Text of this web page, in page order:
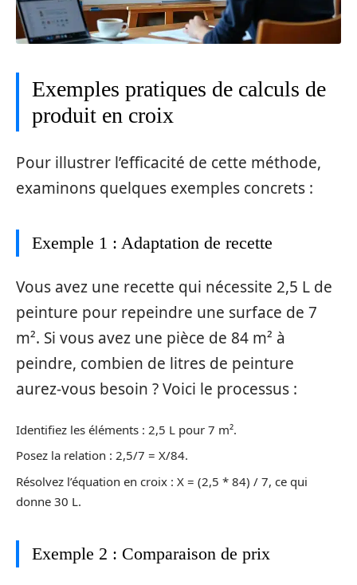
Exemples pratiques de calculs de
produit en croix
Pour illustrer l’efficacité de cette méthode,
examinons quelques exemples concrets :
Exemple 1 : Adaptation de recette
Vous avez une recette qui nécessite 2,5 L de
peinture pour repeindre une surface de 7
m². Si vous avez une pièce de 84 m² à
peindre, combien de litres de peinture
aurez-vous besoin ? Voici le processus :
Identifiez les éléments : 2,5 L pour 7 m².
Posez la relation : 2,5/7 = X/84.
Résolvez l’équation en croix : X = (2,5 * 84) / 7, ce qui
donne 30 L.
Exemple 2 : Comparaison de prix